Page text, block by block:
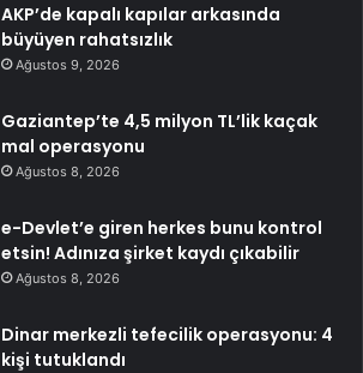
AKP’de kapalı kapılar arkasında
büyüyen rahatsızlık
Ağustos 9, 2026
Gaziantep’te 4,5 milyon TL’lik kaçak
mal operasyonu
Ağustos 8, 2026
e-Devlet’e giren herkes bunu kontrol
etsin! Adınıza şirket kaydı çıkabilir
Ağustos 8, 2026
Dinar merkezli tefecilik operasyonu: 4
kişi tutuklandı